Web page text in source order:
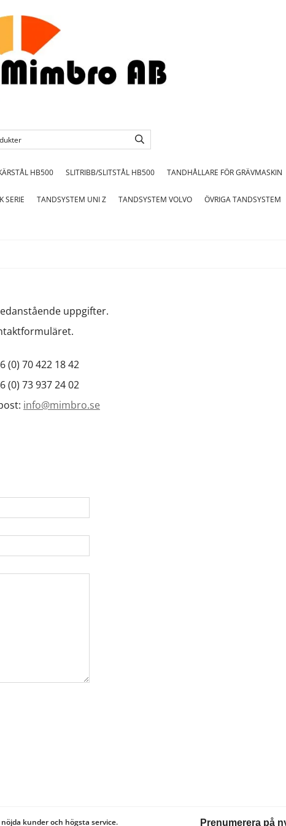
HB500 SLITRIBB/SLITSTÅL HB500 TANDHÅLLARE FÖR GRÄVMASKIN
SERIE TANDSYSTEM UNI Z TANDSYSTEM VOLVO ÖVRIGA TANDSYSTEM
uppgifter.
(0) 70 422 18 42
(0) 73 937 24 02
info@mimbro.se
kunder och högsta service. Prenumerera på